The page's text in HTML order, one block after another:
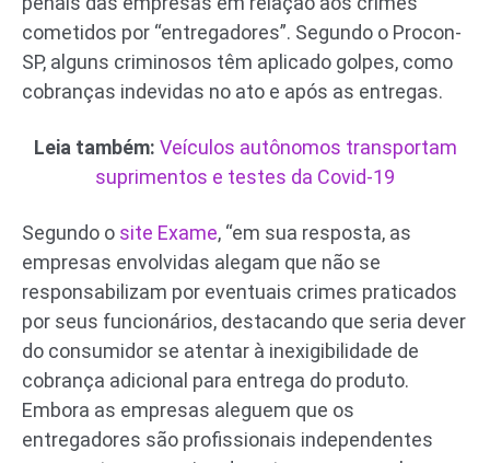
cometidos por “entregadores”. Segundo o Procon-
SP, alguns criminosos têm aplicado golpes, como
cobranças indevidas no ato e após as entregas.
Leia também: Veículos autônomos transportam
suprimentos e testes da Covid-19
Segundo o site Exame, “em sua resposta, as
empresas envolvidas alegam que não se
responsabilizam por eventuais crimes praticados
por seus funcionários, destacando que seria dever
do consumidor se atentar à inexigibilidade de
cobrança adicional para entrega do produto.
Embora as empresas aleguem que os
entregadores são profissionais independentes